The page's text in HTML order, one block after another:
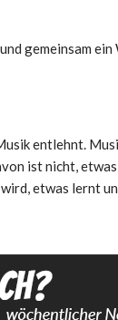
gemeinsam ein
entlehnt.
ist nicht,
etwas lernt